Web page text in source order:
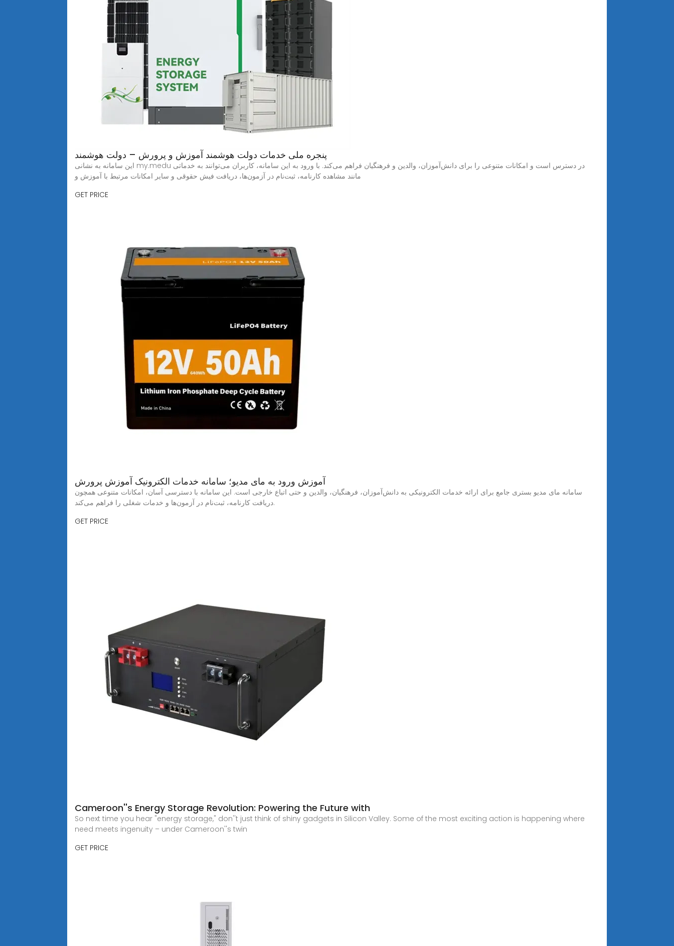
پنجره ملی خدمات دولت هوشمند آموزش و پرورش – دولت هوشمند
این سامانه به نشانی my.medu در دسترس است و امکانات متنوعی را برای دانش‌آموزان، والدین و فرهنگیان فراهم می‌کند. با ورود به این سامانه، کاربران می‌توانند به خدماتی
مانند مشاهده کارنامه، ثبت‌نام در آزمون‌ها، دریافت فیش حقوقی و سایر امکانات مرتبط با آموزش و
GET PRICE
آموزش ورود به مای مدیو؛ سامانه خدمات الکترونیک آموزش پرورش
سامانه مای مدیو بستری جامع برای ارائه خدمات الکترونیکی به دانش‌آموزان، فرهنگیان، والدین و حتی اتباع خارجی است. این سامانه با دسترسی آسان، امکانات متنوعی همچون
دریافت کارنامه، ثبت‌نام در آزمون‌ها و خدمات شغلی را فراهم می‌کند.
GET PRICE
Cameroon''s Energy Storage Revolution: Powering the Future with
So next time you hear "energy storage," don''t just think of shiny gadgets in Silicon Valley. Some of the most exciting action is happening where
need meets ingenuity – under Cameroon''s twin
GET PRICE